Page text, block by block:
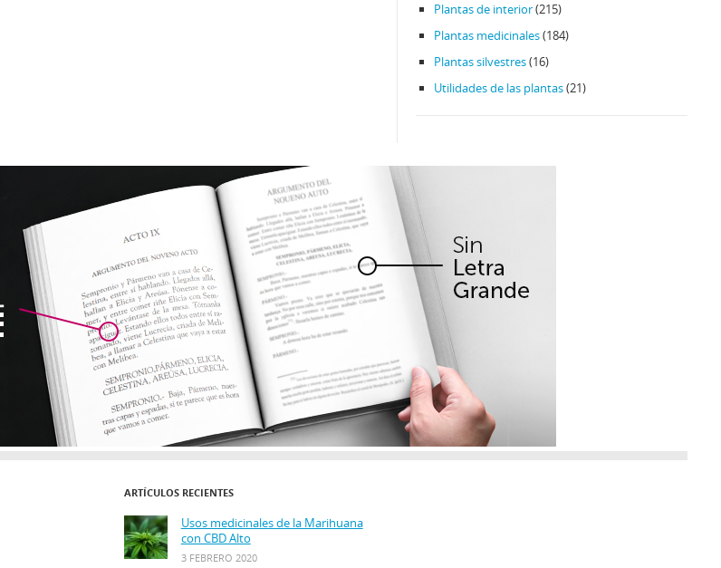
Plantas de interior(215)
Plantas medicinales(184)
Plantas silvestres(16)
Utilidades de las plantas(21)
ARTÍCULOS RECIENTES
Usos medicinales de la Marihuana
con CBD Alto
3 FEBRERO 2020